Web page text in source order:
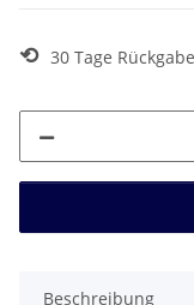
⟲ 30 Tage
Beschreibung